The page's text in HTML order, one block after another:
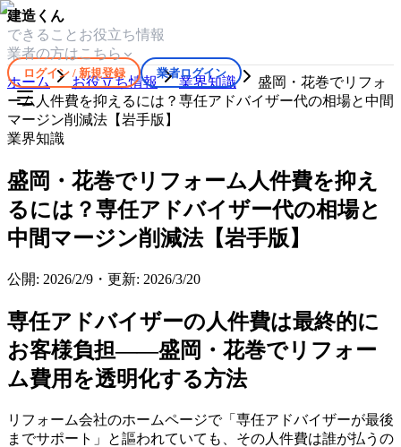
建造くん
できること お役立ち情報
業者の方はこちら
ログイン / 新規登録 業者ログイン
ホーム お役立ち情報 業界知識
盛岡・花巻でリフォ
ーム人件費を抑えるには？専任アドバイザー代の相場と中間
マージン削減法【岩手版】
業界知識
盛岡・花巻でリフォーム人件費を抑え
るには？専任アドバイザー代の相場と
中間マージン削減法【岩手版】
公開: 2026/2/9 ・ 更新: 2026/3/20
専任アドバイザーの人件費は最終的に
お客様負担――盛岡・花巻でリフォー
ム費用を透明化する方法
リフォーム会社のホームページで「専任アドバイザーが最後
までサポート」と謳われていても、その人件費は誰が払うの